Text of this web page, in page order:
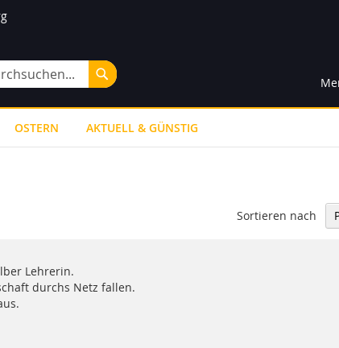
Suche
OSTERN AKTUELL & GÜNSTIG
Lehrerin.
durchs Netz fallen.
Sortieren nach